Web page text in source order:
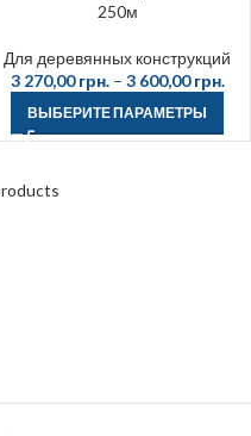
250м
Для деревянных конструкций
3 270,00грн. – 3 600,00грн.
ВЫБЕРИТЕ ПАРАМЕТРЫ